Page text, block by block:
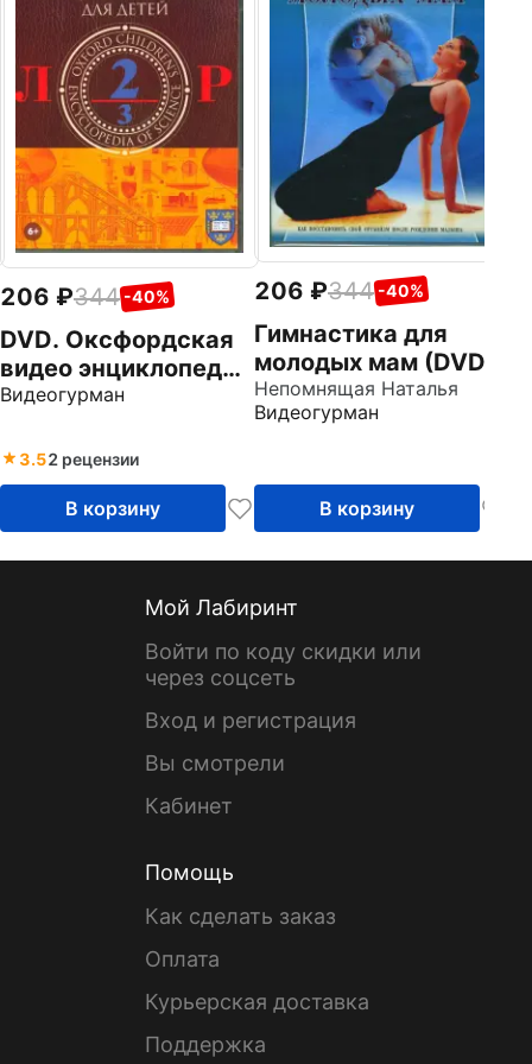
206 344 -40%
DVD. Оксфордская
видео энциклопедия
для детей. Часть 2
Видеогурман
3.52 рецензии
В корзину
206 344 -40%
Гимнастика для
молодых мам (DVD)
Непомнящая Наталья
Видеогурман
В корзину
Мой Лабиринт
Войти по коду скидки или
через соцсеть
Вход и регистрация
Вы смотрели
Кабинет
Помощь
Как сделать заказ
Оплата
Курьерская доставка
Поддержка